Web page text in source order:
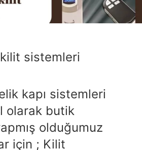
sistemleri
kapı sistemleri
olarak butik
olduğumuz
için ; Kilit